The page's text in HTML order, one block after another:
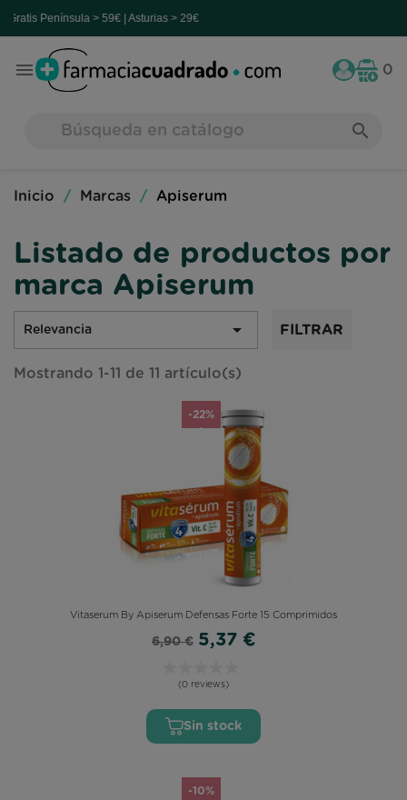
> 59€ | Asturias > 29€
 0
search
Inicio Marcas Apiserum
Listado de productos por
marca Apiserum
Relevancia  FILTRAR
Mostrando 1-11 de 11 artículo(s)
Vitaserum By Apiserum Defensas Forte 15 Comprimidos
6,90 € 5,37 €
(0 reviews)
Sin stock
-22%
-10%